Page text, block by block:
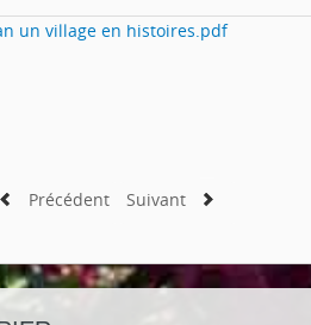
un village en histoires.pdf
Précédent Suivant